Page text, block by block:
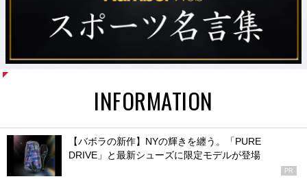
INFORMATION
【バボラの新作】NYの輝きを纏う。「PURE
DRIVE」と最新シューズに限定モデルが登場
PR